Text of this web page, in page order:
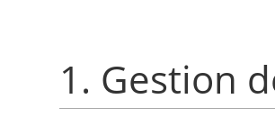
1. Gestion